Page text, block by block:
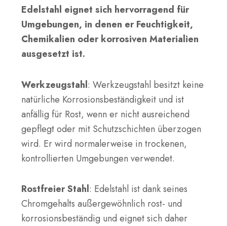
Edelstahl eignet sich hervorragend für
Umgebungen, in denen er Feuchtigkeit,
Chemikalien oder korrosiven Materialien
ausgesetzt ist.
Werkzeugstahl: Werkzeugstahl besitzt keine
natürliche Korrosionsbeständigkeit und ist
anfällig für Rost, wenn er nicht ausreichend
gepflegt oder mit Schutzschichten überzogen
wird. Er wird normalerweise in trockenen,
kontrollierten Umgebungen verwendet.
Rostfreier Stahl: Edelstahl ist dank seines
Chromgehalts außergewöhnlich rost- und
korrosionsbeständig und eignet sich daher